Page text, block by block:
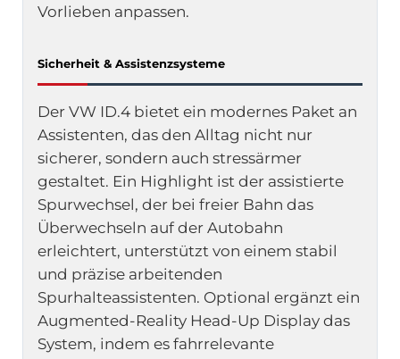
Vorlieben anpassen.
Sicherheit & Assistenzsysteme
Der VW ID.4 bietet ein modernes Paket an
Assistenten, das den Alltag nicht nur
sicherer, sondern auch stressärmer
gestaltet. Ein Highlight ist der assistierte
Spurwechsel, der bei freier Bahn das
Überwechseln auf der Autobahn
erleichtert, unterstützt von einem stabil
und präzise arbeitenden
Spurhalteassistenten. Optional ergänzt ein
Augmented-Reality Head-Up Display das
System, indem es fahrrelevante